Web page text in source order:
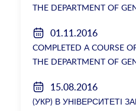
THE DEPARTMENT OF
01.11.2016
COMPLETED A COURSE
THE DEPARTMENT OF
15.08.2016
(УКР) В УНІВЕРСИТЕТІ